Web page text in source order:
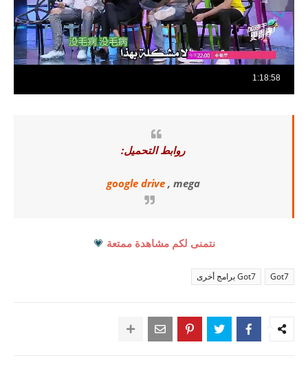
روابط التحميل:
google drive, mega
نتمنى لكم مشاهدة ممتعة 💗
Got7 Got7 برامج أخرى